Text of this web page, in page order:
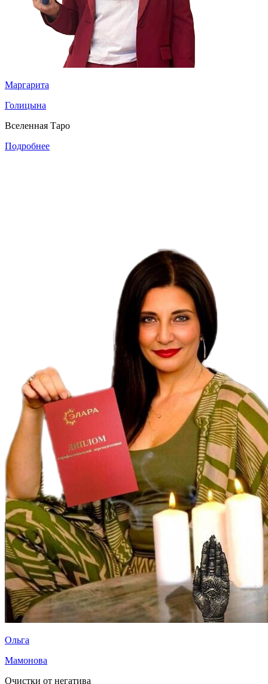
Маргарита
Голицына
Вселенная Таро
Подробнее
Ольга
Мамонова
Очистки от негатива